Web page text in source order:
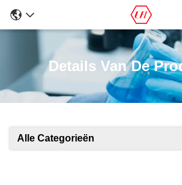
Details Van De
Alle Categorieën